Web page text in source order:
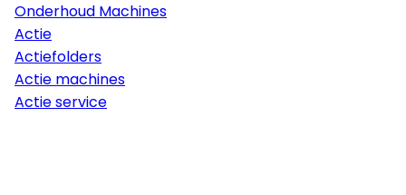
Onderhoud Machines
Actie
Actiefolders
Actie machines
Actie service